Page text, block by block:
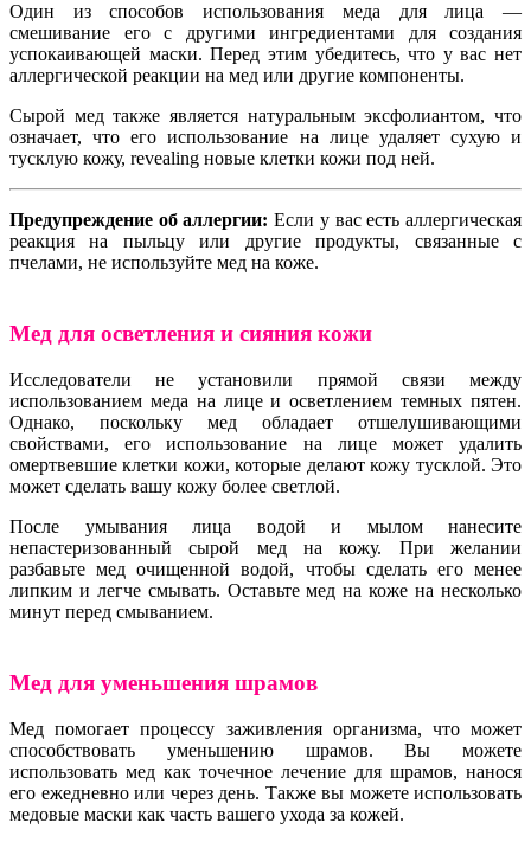
Один из способов использования меда для лица —
смешивание его с другими ингредиентами для создания
успокаивающей маски. Перед этим убедитесь, что у вас нет
аллергической реакции на мед или другие компоненты.
Сырой мед также является натуральным эксфолиантом, что
означает, что его использование на лице удаляет сухую и
тусклую кожу, revealing новые клетки кожи под ней.
Предупреждение об аллергии: Если у вас есть аллергическая
реакция на пыльцу или другие продукты, связанные с
пчелами, не используйте мед на коже.
Мед для осветления и сияния кожи
Исследователи не установили прямой связи между
использованием меда на лице и осветлением темных пятен.
Однако, поскольку мед обладает отшелушивающими
свойствами, его использование на лице может удалить
омертвевшие клетки кожи, которые делают кожу тусклой. Это
может сделать вашу кожу более светлой.
После умывания лица водой и мылом нанесите
непастеризованный сырой мед на кожу. При желании
разбавьте мед очищенной водой, чтобы сделать его менее
липким и легче смывать. Оставьте мед на коже на несколько
минут перед смыванием.
Мед для уменьшения шрамов
Мед помогает процессу заживления организма, что может
способствовать уменьшению шрамов. Вы можете
использовать мед как точечное лечение для шрамов, нанося
его ежедневно или через день. Также вы можете использовать
медовые маски как часть вашего ухода за кожей.